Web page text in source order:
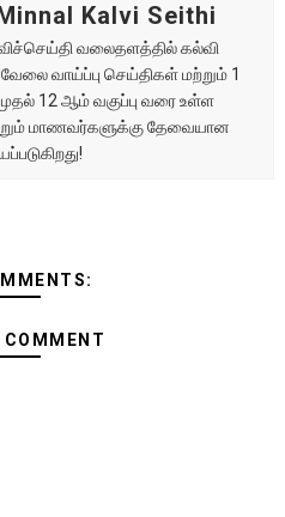
Kalvi Seithi
வலைதளத்தில் கல்வி
வாய்ப்பு செய்திகள் மற்றும் 1
12 ஆம் வகுப்பு வரை உள்ள
மாணவர்களுக்கு தேவையான
COMMENT